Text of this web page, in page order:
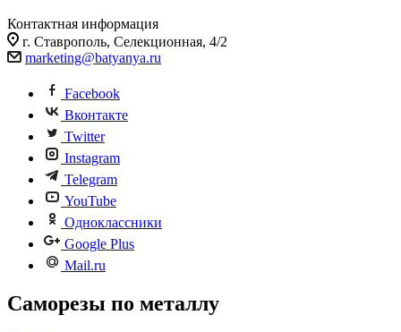
Контактная информация
г. Ставрополь, Селекционная, 4/2
marketing@batyanya.ru
Facebook
Вконтакте
Twitter
Instagram
Telegram
YouTube
Одноклассники
Google Plus
Mail.ru
Саморезы по металлу